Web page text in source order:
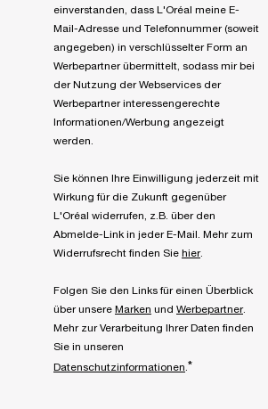
einverstanden, dass L'Oréal meine E-
Mail-Adresse und Telefonnummer (soweit
angegeben) in verschlüsselter Form an
Werbepartner übermittelt, sodass mir bei
der Nutzung der Webservices der
Werbepartner interessengerechte
Informationen/Werbung angezeigt
werden.
Sie können Ihre Einwilligung jederzeit mit
Wirkung für die Zukunft gegenüber
L'Oréal widerrufen, z.B. über den
Abmelde-Link in jeder E-Mail. Mehr zum
Widerrufsrecht finden Sie hier.
Folgen Sie den Links für einen Überblick
über unsere Marken und Werbepartner.
Mehr zur Verarbeitung Ihrer Daten finden
Sie in unseren
Datenschutzinformationen.*